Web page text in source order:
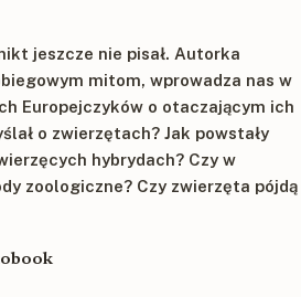
jeszcze nie pisał. Autorka
mitom, wprowadza nas w
Europejczyków o otaczającym ich
o zwierzętach? Jak powstały
hybrydach? Czy w
zoologiczne? Czy zwierzęta pójdą